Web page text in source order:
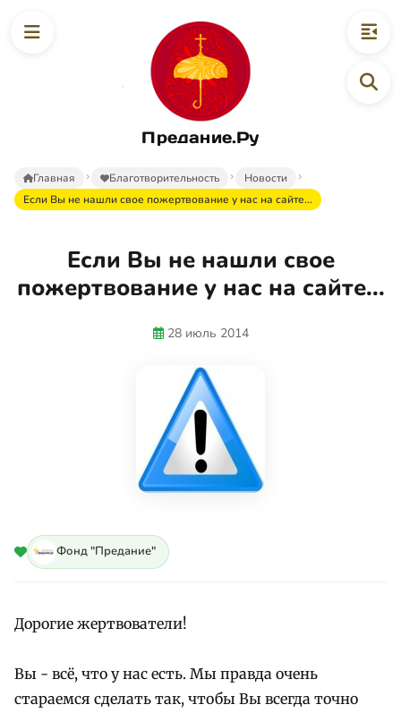
Предание.Ру
Главная Благотворительность
Новости
Если Вы не нашли свое пожертвование у нас на сайте...
Если Вы не нашли свое
пожертвование у нас на сайте...
28 июль 2014
Фонд "Предание"
Дорогие жертвователи!
Вы - всё, что у нас есть. Мы правда очень
стараемся сделать так, чтобы Вы всегда точно